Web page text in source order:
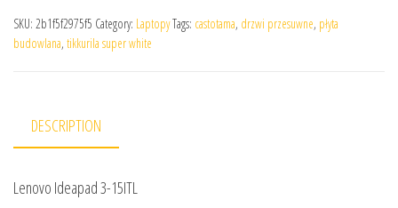
SKU: 2b1f5f2975f5 Category: LaptopyTags: castotama, drzwi przesuwne, płyta
budowlana, tikkurila super white
DESCRIPTION
Lenovo Ideapad 3-15ITL